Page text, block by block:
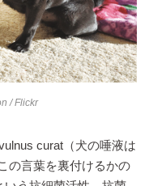
/ Flickr
curat（犬の唾液は
の言葉を裏付けるかの